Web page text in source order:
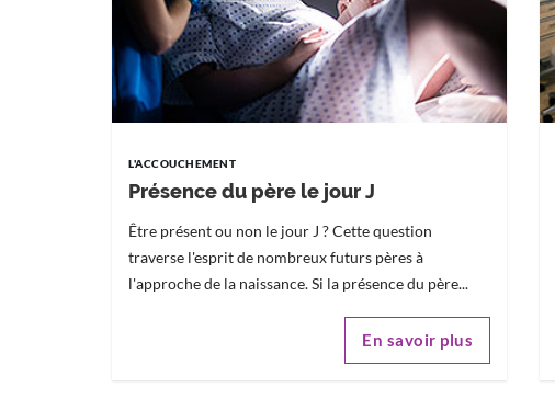
L'ACCOUCHEMENT
Présence du père le jour J
Être présent ou non le jour J ? Cette question
traverse l'esprit de nombreux futurs pères à
l'approche de la naissance. Si la présence du père...
En savoir plus